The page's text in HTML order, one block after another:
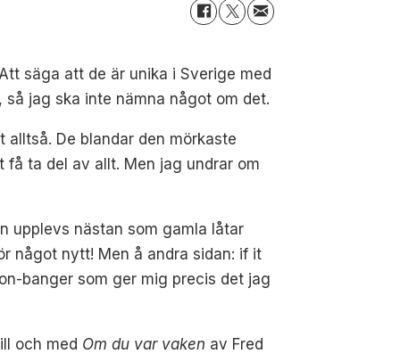
säga att de är unika i Sverige med
jag ska inte nämna något om det.
alltså. De blandar den mörkaste
ta del av allt. Men jag undrar om
upplevs nästan som gamla låtar
något nytt! Men å andra sidan: if it
banger som ger mig precis det jag
och med Om du var vaken av Fred